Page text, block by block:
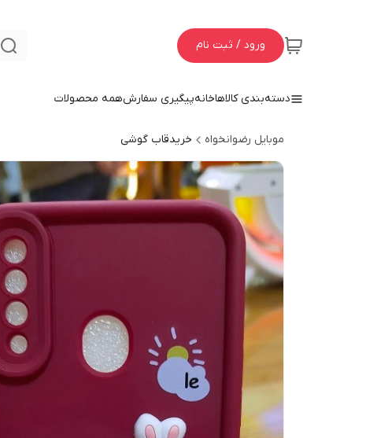
ورود / ثبت نام
دسته‌بندی کالاهاخانهپیگیری سفارشهمه محصولات
موبایل رضوانخواه خریدقاب گوشی